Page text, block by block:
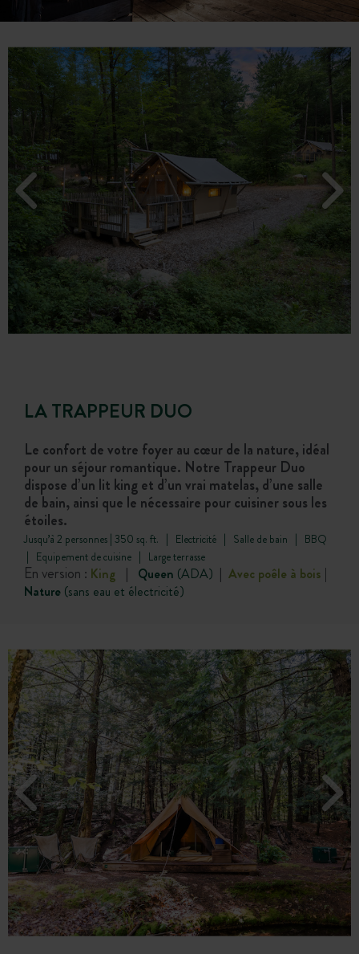
LA TRAPPEUR DUO
Le confort de votre foyer au cœur de la nature, idéal
pour un séjour romantique. Notre Trappeur Duo
dispose d’un lit king et d’un vrai matelas, d’une salle
de bain, ainsi que le nécessaire pour cuisiner sous les
étoiles.
Jusqu’à 2 personnes | 350 sq. ft. | Electricité | Salle de bain | BBQ
| Equipement de cuisine | Large terrasse
En version : King | Queen (ADA) | Avec poêle à bois |
Nature (sans eau et électricité)